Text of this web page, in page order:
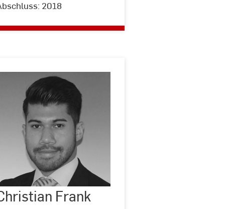
2018
Frank
Christian
Frank